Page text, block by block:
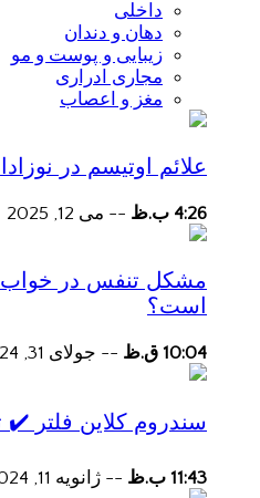
داخلی
دهان و دندان
زیبایی و پوست و مو
مجاری ادراری
مغز و اعصاب
علائم اوتیسم در
4:26 ب.ظ -- می 12, 2025
مشکل تنفس در خواب
است؟
10:04 ق.ظ -- جولای 31, 2024
سندروم کلاین فلتر
11:43 ب.ظ -- ژانویه 11, 2024